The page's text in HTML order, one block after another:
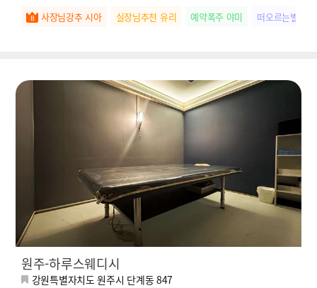
사장님강추 시아 실장님추천 유리 예약폭주 야미 떠오르는별 미호
원주-하루스웨디시
강원특별자치도 원주시 단계동 847